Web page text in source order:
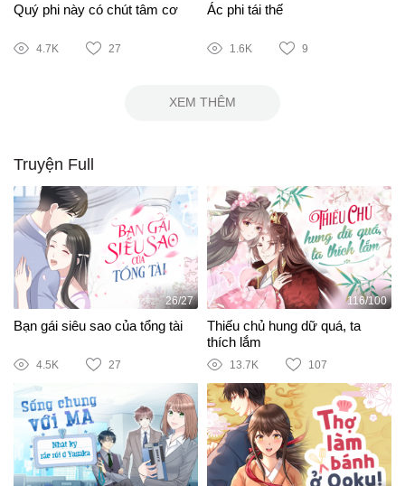
Quý phi này có chút tâm cơ
4.7K 27
Ác phi tái thế
1.6K 9
XEM THÊM
Truyện Full
26/27
Bạn gái siêu sao của tổng tài
4.5K 27
116/100
Thiếu chủ hung dữ quá, ta
thích lắm
13.7K 107